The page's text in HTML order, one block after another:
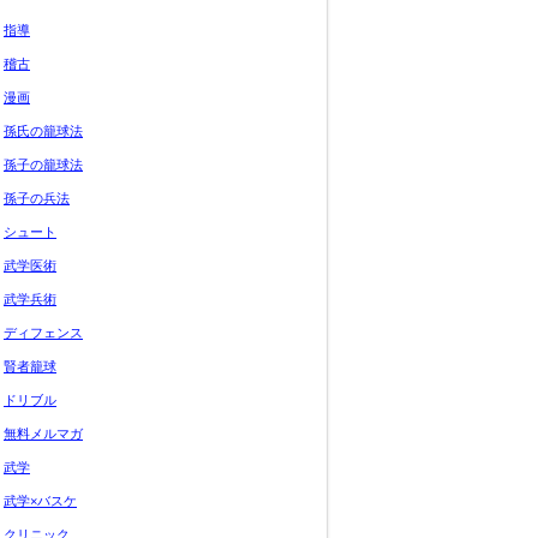
指導
稽古
漫画
孫氏の籠球法
孫子の籠球法
孫子の兵法
シュート
武学医術
武学兵術
ディフェンス
賢者籠球
ドリブル
無料メルマガ
武学
武学×バスケ
クリニック